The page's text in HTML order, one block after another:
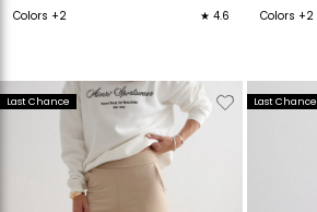
Colors +2 ★ 4.6 Colors +2
Last Chance
Toevoegen
Verwijderen
van
verlanglijstje
Last Chance